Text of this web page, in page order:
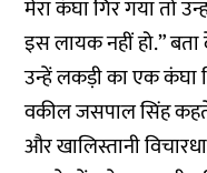
मेरा कंघा गिर गया तो
इस लायक नहीं हो.”
उन्हें लकड़ी का एक कंघा
वकील जसपाल सिंह
और खालिस्तानी